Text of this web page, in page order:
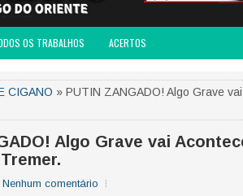
OS TRABALHOS ACERTOS
CIGANO » PUTIN ZANGADO! Algo Grave
Algo Grave vai
Nenhum comentário